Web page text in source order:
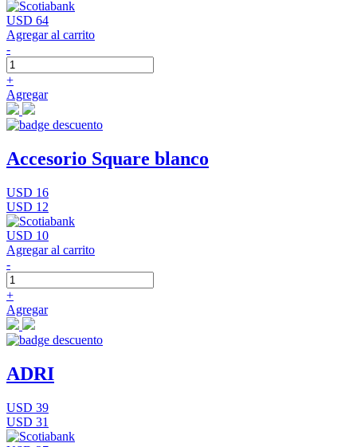
USD 64
Agregar al carrito
-
+
Agregar
Accesorio Square blanco
USD 16
USD 12
USD 10
Agregar al carrito
-
+
Agregar
ADRI
USD 39
USD 31